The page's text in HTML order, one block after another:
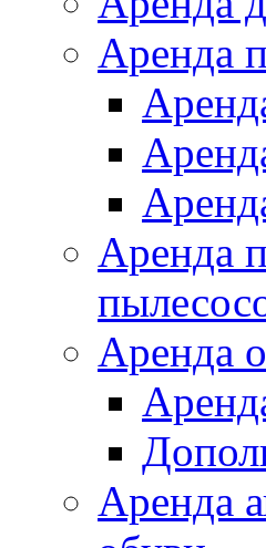
Аренда
Аренда
Аренда
Аренда